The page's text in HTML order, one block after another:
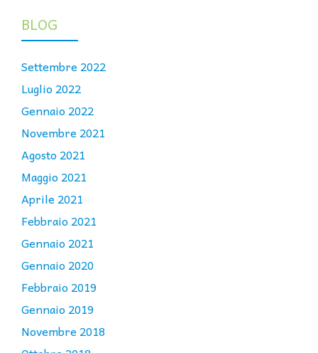
BLOG
Settembre 2022
Luglio 2022
Gennaio 2022
Novembre 2021
Agosto 2021
Maggio 2021
Aprile 2021
Febbraio 2021
Gennaio 2021
Gennaio 2020
Febbraio 2019
Gennaio 2019
Novembre 2018